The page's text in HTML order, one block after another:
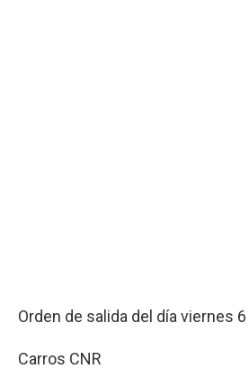
Orden de salida del día viernes
Carros CNR